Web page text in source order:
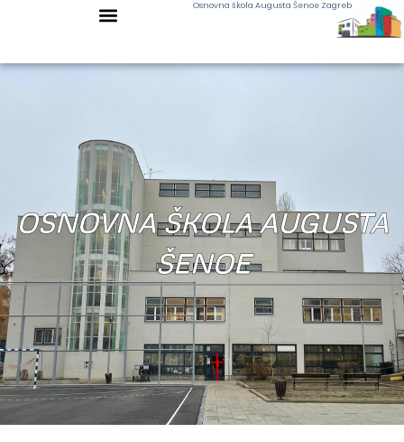
Osnovna škola Augusta Šenoe Zagreb
OSNOVNA ŠKOLA AUGUSTA
ŠENOE